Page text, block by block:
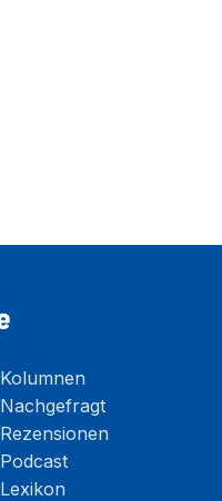
Kolumnen
Nachgefragt
Rezensionen
Podcast
Lexikon